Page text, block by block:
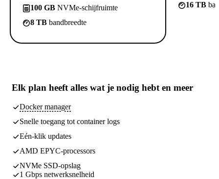
100 GB NVMe-schijfruimte
8 TB bandbreedte
16 TB
Elk plan heeft alles wat je nodig hebt en meer
Docker manager
Snelle toegang tot container logs
Eén-klik updates
AMD EPYC-processors
NVMe SSD-opslag
1 Gbps netwerksnelheid